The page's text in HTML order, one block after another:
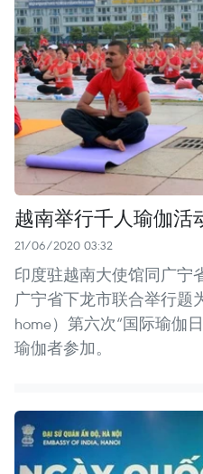
越南举行千人瑜伽活
21/06/2020 03:32
印度驻越南大使馆同广宁
广宁省下龙市联合举行题
home）第六次“国际瑜伽
瑜伽者参加。